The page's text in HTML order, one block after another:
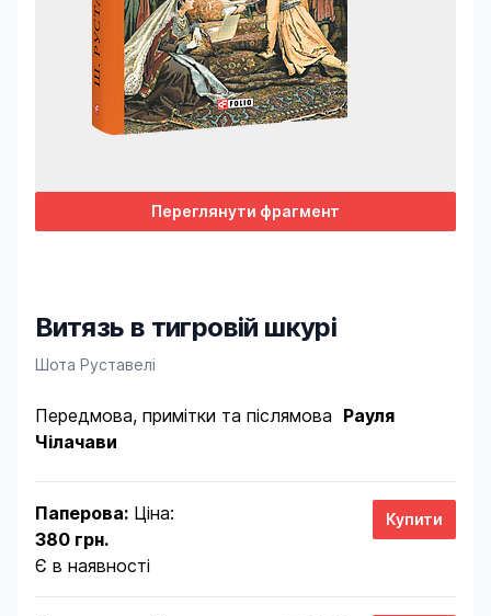
Переглянути фрагмент
Витязь в тигровій шкурі
Product information
Шота Руставелі
Передмова, примітки та післямова Рауля
Чілачави
Паперова: Ціна:
380 грн.
Є в наявності